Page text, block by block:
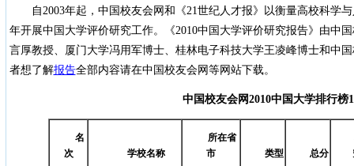
自2003年起，中国校友会网和《21世纪人才报》以衡量高校科学
年开展中国大学评价研究工作。《2010中国大学评价研究报告》由中
言厚教授、厦门大学冯用军博士、桂林电子科技大学王凌峰博士和中
者想了解报告全部内容请在中国校友会网等网站下载。
中国校友会网2010中国大学排行榜
名
次
学校名称
所在省
市
类型 总分